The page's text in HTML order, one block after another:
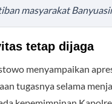
masyarakat
tetap dijaga
menyampaikan
tugasnya selama